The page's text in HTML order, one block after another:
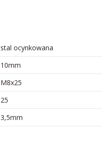
stal ocynkowana
10mm
M8x25
25
3,5mm